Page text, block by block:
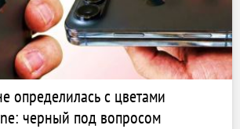
определилась с цветами
черный под вопросом